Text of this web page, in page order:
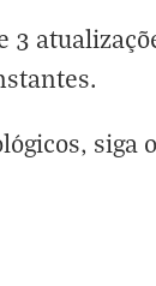
3
siga o